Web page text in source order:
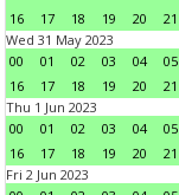
16
17 18 19 20 21
Wed 31 May 2023
00
01 02 03 04 05
16
17 18 19 20 21
Thu 1 Jun 2023
00
01 02 03 04 05
16
17 18 19 20 21
Fri 2 Jun 2023